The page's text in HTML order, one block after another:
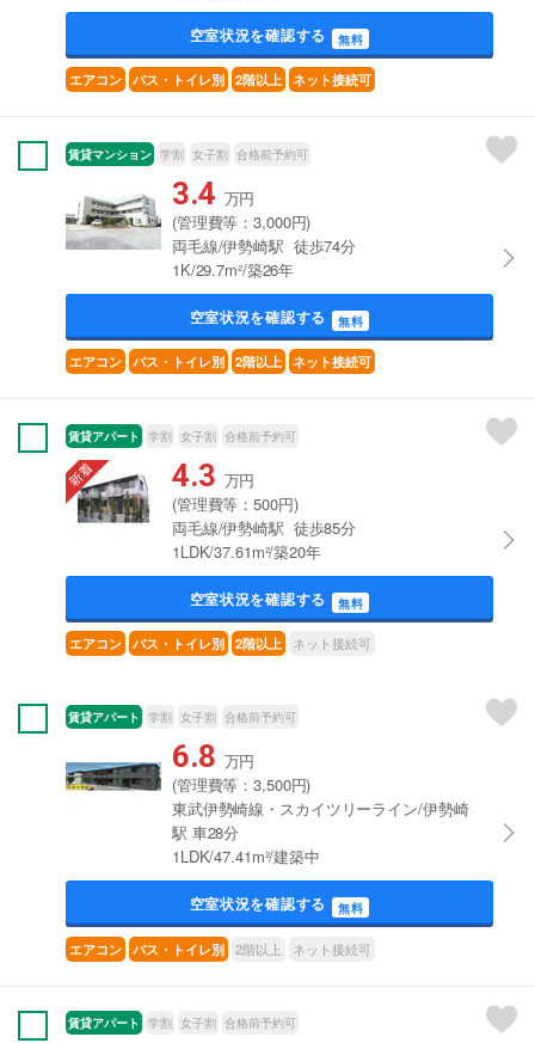
空室状況を確認する 無料
エアコン バス・トイレ別 2階以上 ネット接続可
賃貸マンション 学割 女子割 合格前予約可
3.4 万円
(管理費等：3,000円)
両毛線/伊勢崎駅 徒歩74分
1K/29.7m²/築26年
空室状況を確認する 無料
エアコン バス・トイレ別 2階以上 ネット接続可
賃貸アパート 学割 女子割 合格前予約可
4.3 万円
(管理費等：500円)
両毛線/伊勢崎駅 徒歩85分
1LDK/37.61m²/築20年
空室状況を確認する 無料
エアコン バス・トイレ別 2階以上 ネット接続可
賃貸アパート 学割 女子割 合格前予約可
6.8 万円
(管理費等：3,500円)
東武伊勢崎線・スカイツリーライン/伊勢崎
駅 車28分
1LDK/47.41m²/建築中
空室状況を確認する 無料
エアコン バス・トイレ別 2階以上 ネット接続可
賃貸アパート 学割 女子割 合格前予約可